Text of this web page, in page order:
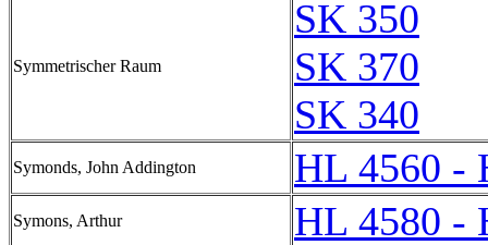
Symmetrischer Raum
SK 350
SK 370
SK 340
Symonds, John Addington HL 4560 -
Symons, Arthur HL 4580 -